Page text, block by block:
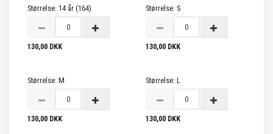
Størrelse: 14 år (164)
130,00 DKK
Størrelse: S
130,00 DKK
Størrelse: M
130,00 DKK
Størrelse: L
130,00 DKK